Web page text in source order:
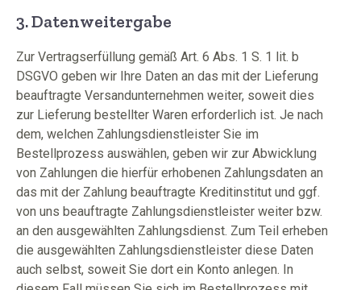
3. Datenweitergabe
Zur Vertragserfüllung gemäß Art. 6 Abs. 1 S. 1 lit. b
DSGVO geben wir Ihre Daten an das mit der Lieferung
beauftragte Versandunternehmen weiter, soweit dies
zur Lieferung bestellter Waren erforderlich ist. Je nach
dem, welchen Zahlungsdienstleister Sie im
Bestellprozess auswählen, geben wir zur Abwicklung
von Zahlungen die hierfür erhobenen Zahlungsdaten an
das mit der Zahlung beauftragte Kreditinstitut und ggf.
von uns beauftragte Zahlungsdienstleister weiter bzw.
an den ausgewählten Zahlungsdienst. Zum Teil erheben
die ausgewählten Zahlungsdienstleister diese Daten
auch selbst, soweit Sie dort ein Konto anlegen. In